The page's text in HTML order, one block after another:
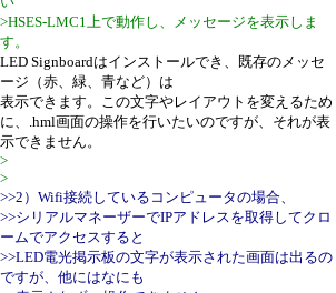
>HSES-LMC1上で動作し、メッセージを表示しま
す。
LED Signboardはインストールでき、既存のメッセ
ージ（赤、緑、青など）は
表示できます。この文字やレイアウトを変えるため
に、.hml画面の操作を行いたいのですが、それが表
示できません。
>
>
>>2）Wifi接続しているコンピュータの場合、
>>シリアルマネーザーでIPアドレスを取得してクロ
ームでアクセスすると
>>LED電光掲示板の文字が表示された画面は出るの
ですが、他にはなにも